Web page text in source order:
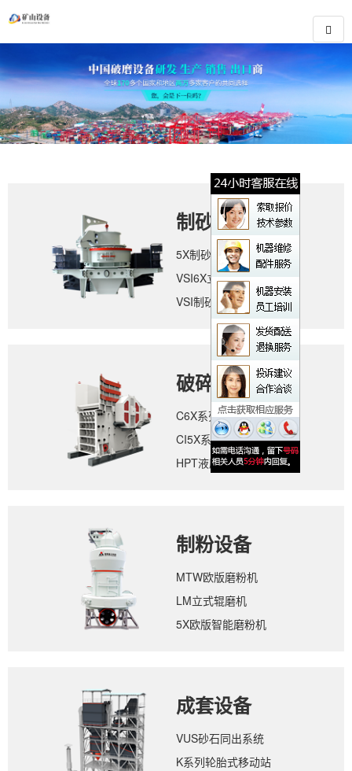
制砂设备
5X制砂机
VSI6X立轴冲击式破碎机
VSI制砂机
破碎设备
C6X系列颚式破碎机
CI5X系列反击式破碎机
HPT液压圆锥破碎机
制粉设备
MTW欧版磨粉机
LM立式辊磨机
5X欧版智能磨粉机
成套设备
VUS砂石同出系统
K系列轮胎式移动站